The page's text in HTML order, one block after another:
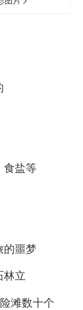
食盐等
的噩梦
林立
滩数十个